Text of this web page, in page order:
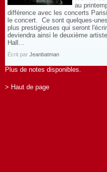
au
différence avec les concerts
le concert. Ce sont quelques-
plus prestigieuses qui seront
deviendra ainsi le deuxième
Hall...
Écrit par Jeanbatman
Plus de notes disponibles.
> Haut de page